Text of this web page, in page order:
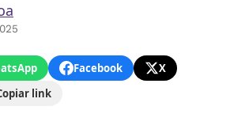
Facebook
X
link